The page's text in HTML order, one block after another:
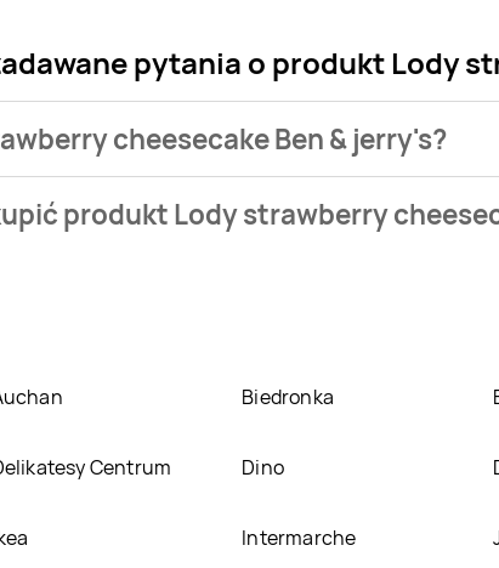
pytania o produkt Lody
cheesecake Ben & jerry's?
kosztuje od 15,99 zł do 29,99 zł.
produkt Lody strawberry
Biedronka
Centrum Dino
Intermarche